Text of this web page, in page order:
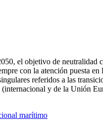
el objetivo de
con la atención puesta en
referidos a las
y de la Unión
marítimo